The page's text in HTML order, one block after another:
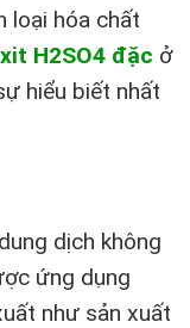
loại hóa chất
H2SO4 đặc ở
hiểu biết nhất
dịch không
ứng dụng
như sản xuất